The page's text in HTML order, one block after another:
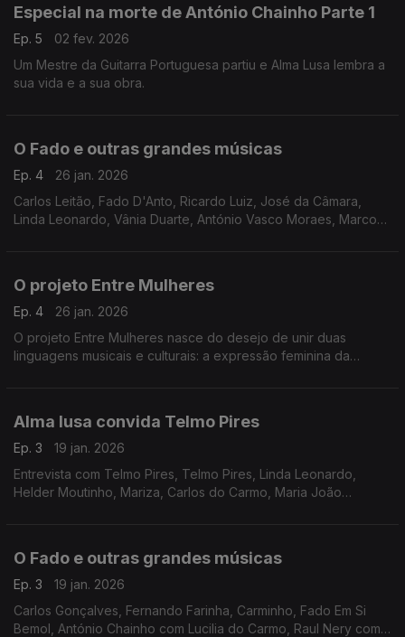
Especial na morte de António Chainho Parte 1
Ep. 5
02 fev. 2026
Um Mestre da Guitarra Portuguesa partiu e Alma Lusa lembra a
sua vida e a sua obra.
O Fado e outras grandes músicas
Ep. 4
26 jan. 2026
Carlos Leitão, Fado D'Anto, Ricardo Luiz, José da Câmara,
Linda Leonardo, Vânia Duarte, António Vasco Moraes, Marco
O projeto Entre Mulheres
Ep. 4
26 jan. 2026
O projeto Entre Mulheres nasce do desejo de unir duas
linguagens musicais e culturais: a expressão feminina da
Alma lusa convida Telmo Pires
Ep. 3
19 jan. 2026
Entrevista com Telmo Pires, Telmo Pires, Linda Leonardo,
Helder Moutinho, Mariza, Carlos do Carmo, Maria João
O Fado e outras grandes músicas
Ep. 3
19 jan. 2026
Carlos Gonçalves, Fernando Farinha, Carminho, Fado Em Si
Bemol, António Chainho com Lucilia do Carmo, Raul Nery com